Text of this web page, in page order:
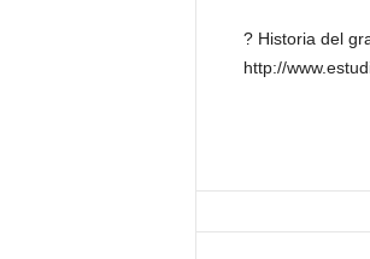
? Historia del
http://